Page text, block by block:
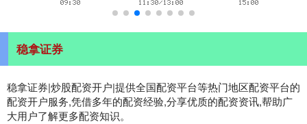
稳拿证券
稳拿证券|炒股配资开户|提供全国配资平台等热门地区配资平台的
配资开户服务,凭借多年的配资经验,分享优质的配资资讯,帮助广
大用户了解更多配资知识。